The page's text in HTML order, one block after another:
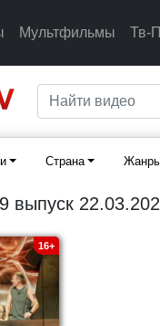
Мультфильмы Тв-
Страна
выпуск
16+